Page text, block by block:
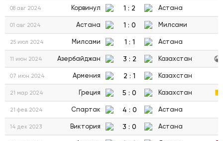
08 авг 2024 Корвинул 1 : 2 Астана
01 авг 2024 Астана 1 : 0 Милсами
25 июл 2024 Милсами 1 : 1 Астана
11 июн 2024 Азербайджан 3 : 2 Казахстан
07 июн 2024 Армения 2 : 1 Казахстан
21 мар 2024 Греция 5 : 0 Казахстан
21 фев 2024 Спартак 4 : 0 Астана
14 дек 2023 Виктория 3 : 0 Астана